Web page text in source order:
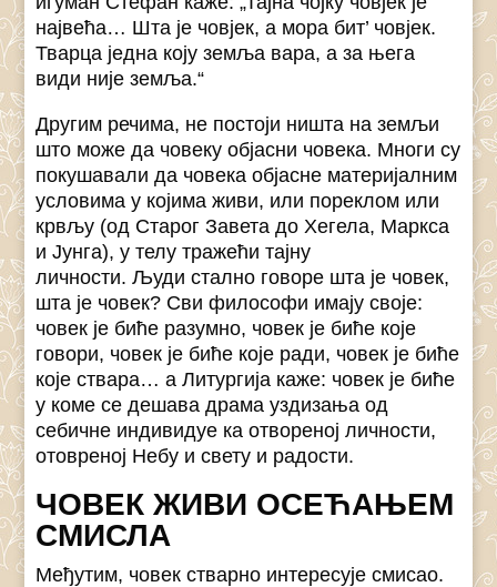
највећа… Шта је човјек, а мора бит’ човјек.
Тварца једна коју земља вара, а за њега
види није земља.“
Другим речима, не постоји ништа на земљи
што може да човеку објасни човека. Многи су
покушавали да човека објасне материјалним
условима у којима живи, или пореклом или
крвљу (од Старог Завета до Хегела, Маркса
и Јунга), у телу тражећи тајну
личности. Људи стално говоре шта је човек,
шта је човек? Сви философи имају своје:
човек је биће разумно, човек је биће које
говори, човек је биће које ради, човек је биће
које ствара… а Литургија каже: човек је биће
у коме се дешава драма уздизања од
себичне индивидуе ка отвореној личности,
отовреној Небу и свету и радости.
ЧОВЕК ЖИВИ ОСЕЋАЊЕМ
СМИСЛА
Међутим, човек стварно интересује смисао.